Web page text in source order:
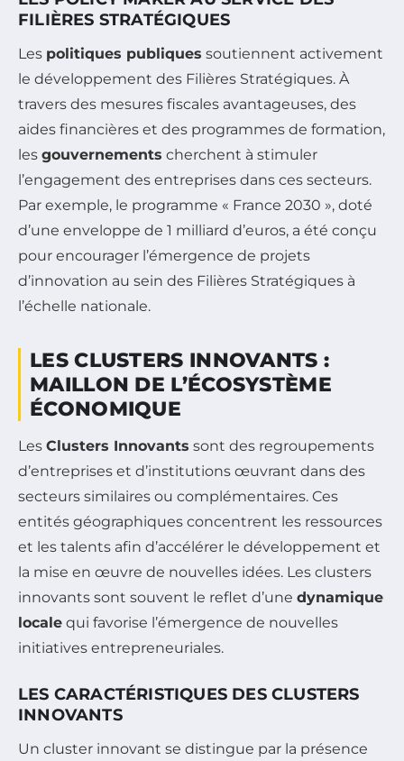
FILIÈRES STRATÉGIQUES
Les politiques publiques soutiennent activement
le développement des Filières Stratégiques. À
travers des mesures fiscales avantageuses, des
aides financières et des programmes de formation,
les gouvernements cherchent à stimuler
l’engagement des entreprises dans ces secteurs.
Par exemple, le programme « France 2030 », doté
d’une enveloppe de 1 milliard d’euros, a été conçu
pour encourager l’émergence de projets
d’innovation au sein des Filières Stratégiques à
l’échelle nationale.
LES CLUSTERS INNOVANTS :
MAILLON DE L’ÉCOSYSTÈME
ÉCONOMIQUE
Les Clusters Innovants sont des regroupements
d’entreprises et d’institutions œuvrant dans des
secteurs similaires ou complémentaires. Ces
entités géographiques concentrent les ressources
et les talents afin d’accélérer le développement et
la mise en œuvre de nouvelles idées. Les clusters
innovants sont souvent le reflet d’une dynamique
locale qui favorise l’émergence de nouvelles
initiatives entrepreneuriales.
LES CARACTÉRISTIQUES DES CLUSTERS
INNOVANTS
Un cluster innovant se distingue par la présence